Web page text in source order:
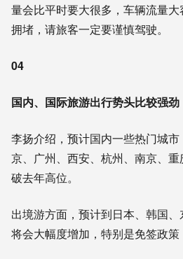
量会比平时要大很多，车辆流量
拥堵，请旅客一定要谨慎驾驶。
04
国内、国际旅游出行势头比较强劲
李扬介绍，预计国内一些热门城
京、广州、西安、杭州、南京、
破去年高位。
出境游方面，预计到日本、韩国
将会大幅度增加，特别是免签政策